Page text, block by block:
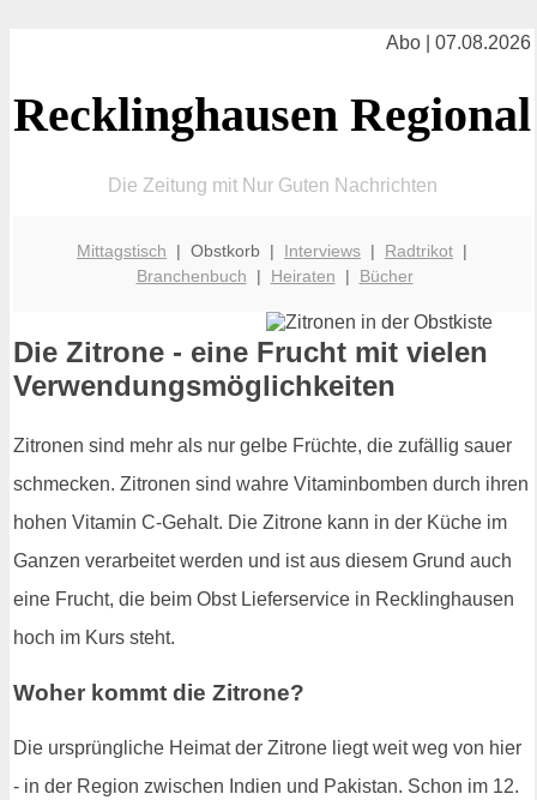
Abo | 07.08.2026
Recklinghausen Regional
Die Zeitung mit Nur Guten Nachrichten
Mittagstisch | Obstkorb | Interviews | Radtrikot |
Branchenbuch | Heiraten | Bücher
Die Zitrone - eine Frucht mit vielen
Verwendungsmöglichkeiten
Zitronen sind mehr als nur gelbe Früchte, die zufällig sauer
schmecken. Zitronen sind wahre Vitaminbomben durch ihren
hohen Vitamin C-Gehalt. Die Zitrone kann in der Küche im
Ganzen verarbeitet werden und ist aus diesem Grund auch
eine Frucht, die beim Obst Lieferservice in Recklinghausen
hoch im Kurs steht.
Woher kommt die Zitrone?
Die ursprüngliche Heimat der Zitrone liegt weit weg von hier
- in der Region zwischen Indien und Pakistan. Schon im 12.